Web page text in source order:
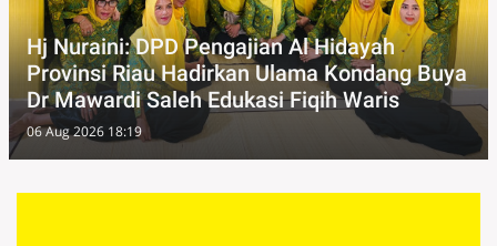
Hj Nuraini: DPD Pengajian Al Hidayah
Provinsi Riau Hadirkan Ulama Kondang Buya
Dr Mawardi Saleh Edukasi Fiqih Waris
06 Aug 2026 18:19